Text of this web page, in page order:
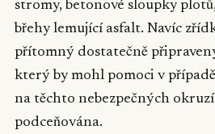
stromy, betonové sloupky
břehy lemující asfalt. Navíc
přítomný dostatečně
který by mohl pomoci v
na těchto nebezpečných
podceňována.